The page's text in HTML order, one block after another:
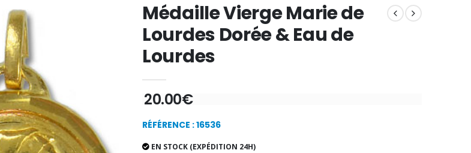
Médaille Vierge Marie de
Lourdes Dorée & Eau de
Lourdes
20.00€
RÉFÉRENCE : 16536
EN STOCK (EXPÉDITION 24H)